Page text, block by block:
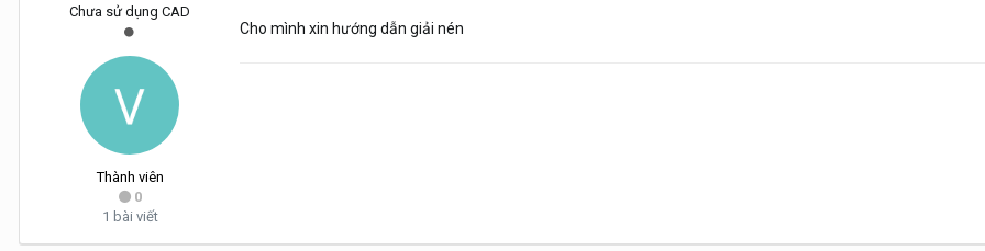
Chưa sử dụng CAD
Thành viên
0
1 bài viết
Cho mình xin hướng dẫn giải nén